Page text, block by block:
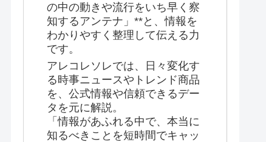
の中の動きや流行をいち早く察
知するアンテナ」**と、情報を
わかりやすく整理して伝える力
です。
アレコレソレでは、日々変化す
る時事ニュースやトレンド商品
を、公式情報や信頼できるデー
タを元に解説。
「情報があふれる中で、本当に
知るべきことを短時間でキャッ